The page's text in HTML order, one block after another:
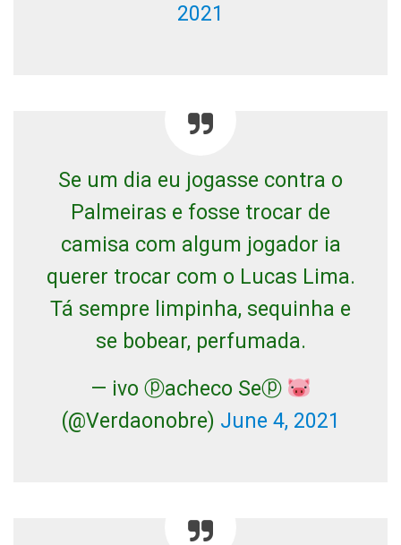
2021
Se um dia eu jogasse contra o
Palmeiras e fosse trocar de
camisa com algum jogador ia
querer trocar com o Lucas Lima.
Tá sempre limpinha, sequinha e
se bobear, perfumada.
— ivo ⓟacheco Seⓟ
(@Verdaonobre) June 4, 2021